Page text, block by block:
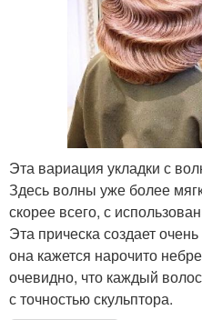
Эта вариация укладки с
Здесь волны уже более
скорее всего, с
Эта прическа создает
она кажется нарочито
очевидно, что каждый
с точностью скульптора.